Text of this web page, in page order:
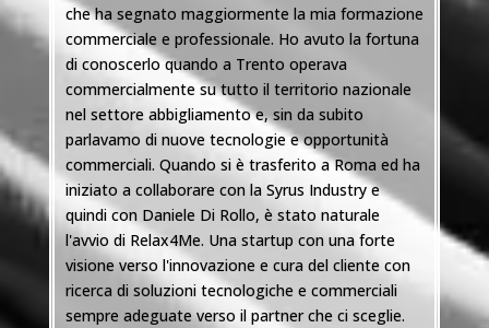
che ha segnato maggiormente la mia formazione
commerciale e professionale. Ho avuto la fortuna
di conoscerlo quando a Trento operava
commercialmente su tutto il territorio nazionale
nel settore abbigliamento e, sin da subito
parlavamo di nuove tecnologie e opportunità
commerciali. Quando si è trasferito a Roma ed ha
iniziato a collaborare con la Syrus Industry e
quindi con Daniele Di Rollo, è stato naturale
l'avvio di Relax4Me. Una startup con una forte
visione verso l'innovazione e cura del cliente con
ricerca di soluzioni tecnologiche e commerciali
sempre adeguate verso il partner che ci sceglie.